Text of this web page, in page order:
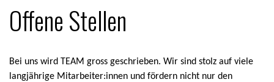
Offene Stellen
Bei uns wird TEAM gross geschrieben. Wir sind stolz auf viele
langjährige Mitarbeiter:innen und fördern nicht nur den